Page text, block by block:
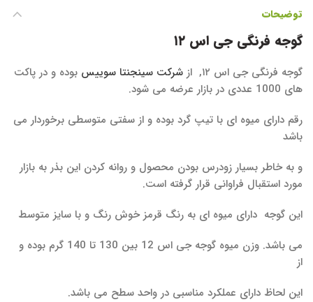
توضیحات
گوجه فرنگی جی اس ۱۲
گوجه فرنگی جی اس ۱۲, از شرکت سینجنتا سوییس بوده و در پاکت
های 1000 عددی در بازار عرضه می شود.
رقم دارای میوه ای با تیپ گرد بوده و از سفتی متوسطی برخوردار می
باشد
و به خاطر بسیار زودرس بودن محصول و روانه کردن این بذر به بازار
مورد استقبال فراوانی قرار گرفته است.
این گوجه دارای میوه ای به رنگ قرمز خوش رنگ و با سایز متوسط
می باشد. وزن میوه گوجه جی اس 12 بین 130 تا 140 گرم بوده و
از
این لحاظ دارای عملکرد مناسبی در واحد سطح می باشد.